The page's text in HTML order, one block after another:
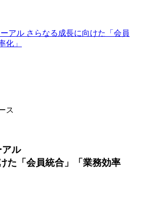
アル さらなる成長に向けた「会員
化」
ス
ル
た「会員統合」「業務効率